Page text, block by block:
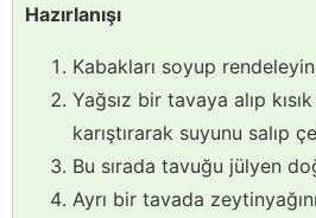
Hazırlanışı
Kabakları soyup
Yağsız bir tavaya alıp
karıştırarak suyunu salıp
Bu sırada tavuğu jülyen
Ayrı bir tavada